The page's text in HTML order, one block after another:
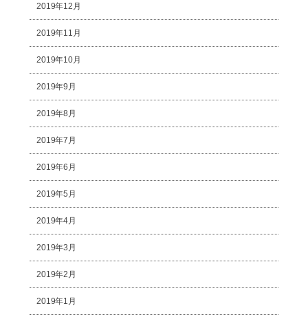
2019年12月
2019年11月
2019年10月
2019年9月
2019年8月
2019年7月
2019年6月
2019年5月
2019年4月
2019年3月
2019年2月
2019年1月